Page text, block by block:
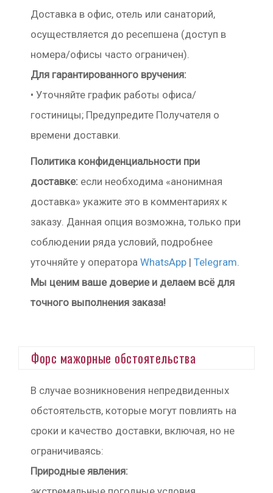
Доставка в офис, отель или санаторий,
осуществляется до ресепшена (доступ в
номера/офисы часто ограничен).
Для гарантированного вручения:
• Уточняйте график работы офиса/
гостиницы; Предупредите Получателя о
времени доставки.
Политика конфиденциальности при
доставке: если необходима «анонимная
доставка» укажите это в комментариях к
заказу. Данная опция возможна, только при
соблюдении ряда условий, подробнее
уточняйте у оператора WhatsApp | Telegram.
Мы ценим ваше доверие и делаем всё для
точного выполнения заказа!
Форс мажорные обстоятельства
В случае возникновения непредвиденных
обстоятельств, которые могут повлиять на
сроки и качество доставки, включая, но не
ограничиваясь:
Природные явления: